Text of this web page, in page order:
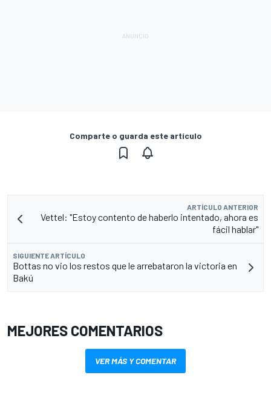
Comparte o guarda este artículo
ARTÍCULO ANTERIOR
Vettel: "Estoy contento de haberlo intentado, ahora es
fácil hablar"
SIGUIENTE ARTÍCULO
Bottas no vio los restos que le arrebataron la victoria en
Bakú
MEJORES COMENTARIOS
VER MÁS Y COMENTAR